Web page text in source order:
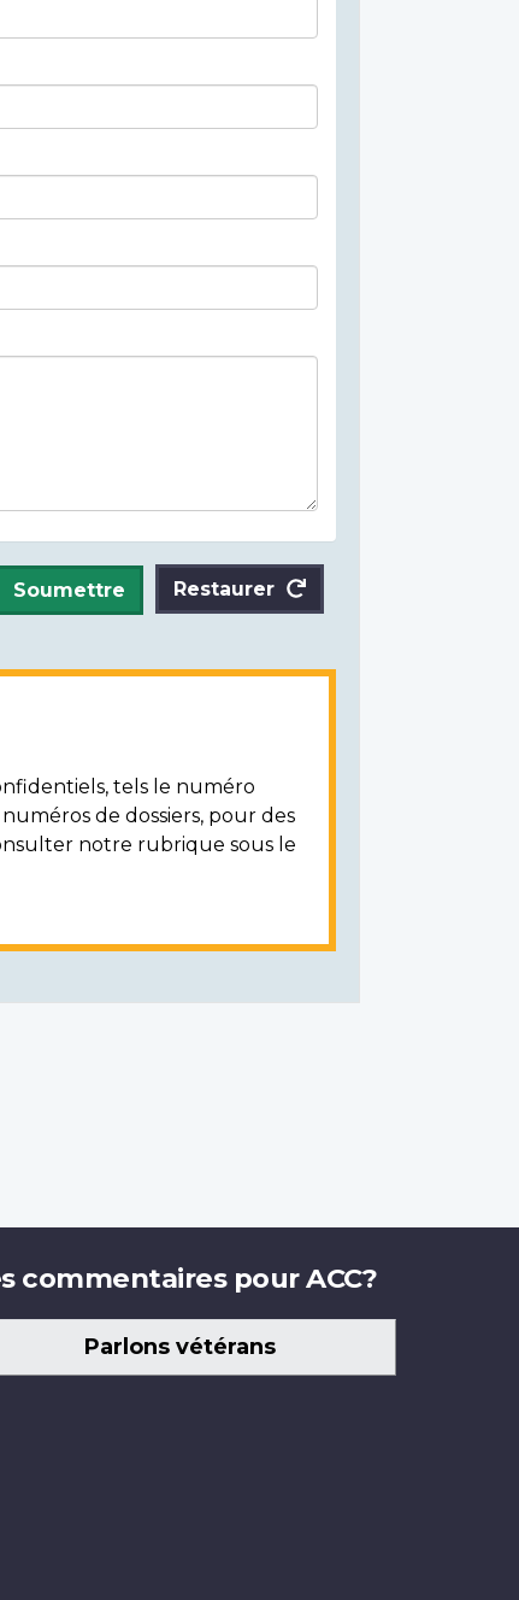
Soumettre Restaurer
tels le numéro
de dossiers, pour des
notre rubrique sous le
commentaires pour ACC?
Parlons vétérans